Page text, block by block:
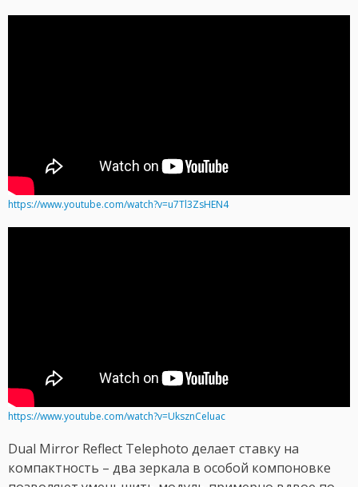
https://www.youtube.com/watch?v=u7Tl3ZsHEN4
https://www.youtube.com/watch?v=UksznCeluac
Dual Mirror Reflect Telephoto делает ставку на
компактность – два зеркала в особой компоновке